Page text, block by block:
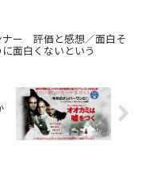
ナー 評価と感想／面白そ
面白くないという